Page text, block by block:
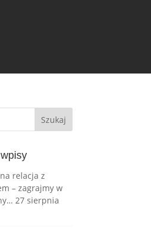
relacja z
– zagrajmy w
27 sierpnia